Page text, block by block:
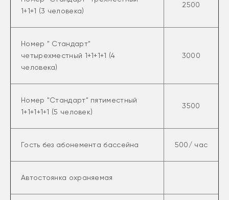
1+1+1 (3 человека)
2500
Номер " Стандарт"
четырехместный 1+1+1+1 (4
человека)
3000
Номер "Стандарт" пятиместный
1+1+1+1+1 (5 человек)
3500
Гость без абонемента бассейна 500/ час
Автостоянка охраняемая